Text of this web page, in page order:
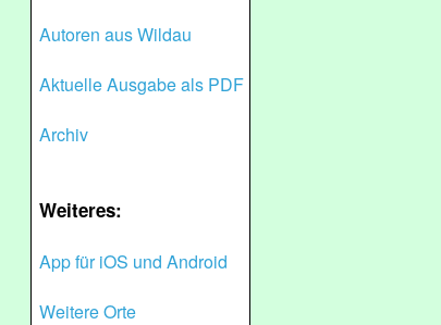
Autoren aus Wildau
Aktuelle Ausgabe als PDF
Archiv
Weiteres:
App für iOS und Android
Weitere Orte